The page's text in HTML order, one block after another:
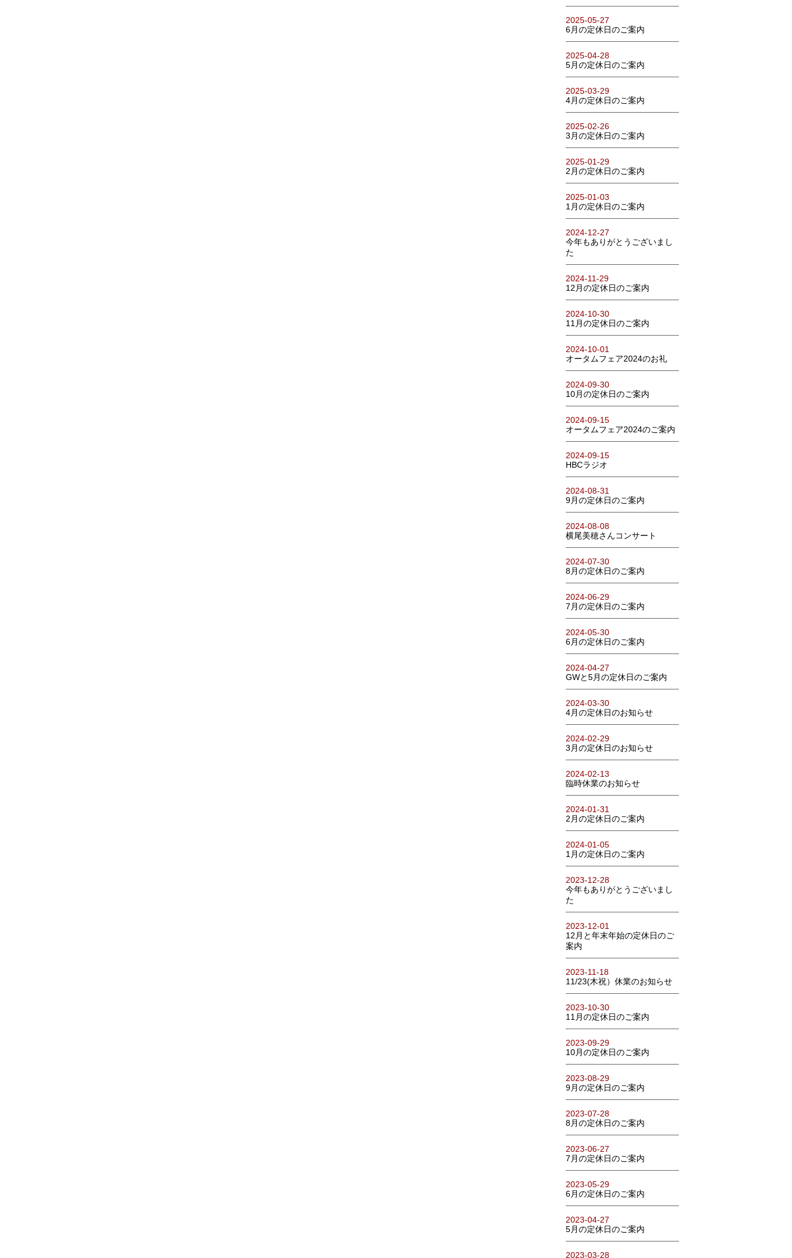
2025-05-27
6月の定休日のご案内
2025-04-28
5月の定休日のご案内
2025-03-29
4月の定休日のご案内
2025-02-26
3月の定休日のご案内
2025-01-29
2月の定休日のご案内
2025-01-03
1月の定休日のご案内
2024-12-27
今年もありがとうございまし
た
2024-11-29
12月の定休日のご案内
2024-10-30
11月の定休日のご案内
2024-10-01
オータムフェア2024のお礼
2024-09-30
10月の定休日のご案内
2024-09-15
オータムフェア2024のご案内
2024-09-15
HBCラジオ
2024-08-31
9月の定休日のご案内
2024-08-08
横尾美穂さんコンサート
2024-07-30
8月の定休日のご案内
2024-06-29
7月の定休日のご案内
2024-05-30
6月の定休日のご案内
2024-04-27
GWと5月の定休日のご案内
2024-03-30
4月の定休日のお知らせ
2024-02-29
3月の定休日のお知らせ
2024-02-13
臨時休業のお知らせ
2024-01-31
2月の定休日のご案内
2024-01-05
1月の定休日のご案内
2023-12-28
今年もありがとうございまし
た
2023-12-01
12月と年末年始の定休日のご
案内
2023-11-18
11/23(木祝）休業のお知らせ
2023-10-30
11月の定休日のご案内
2023-09-29
10月の定休日のご案内
2023-08-29
9月の定休日のご案内
2023-07-28
8月の定休日のご案内
2023-06-27
7月の定休日のご案内
2023-05-29
6月の定休日のご案内
2023-04-27
5月の定休日のご案内
2023-03-28